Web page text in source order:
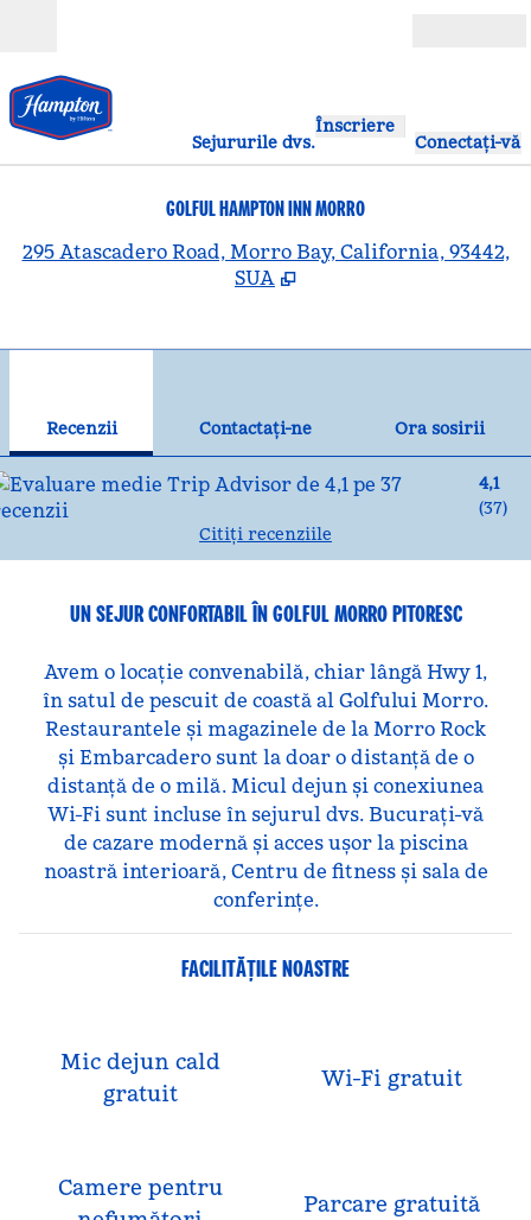
Sejururile dvs.
Înscriere
Conectați-vă
GOLFUL HAMPTON INN MORRO
295 Atascadero Road, Morro Bay, California, 93442,
SUA
Recenzii Contactaţi-ne
Ora sosirii
4,1
(37)
Citiți recenziile
UN SEJUR CONFORTABIL ÎN GOLFUL MORRO PITORESC
Avem o locație convenabilă, chiar lângă Hwy 1,
în satul de pescuit de coastă al Golfului Morro.
Restaurantele și magazinele de la Morro Rock
și Embarcadero sunt la doar o distanță de o
distanță de o milă. Micul dejun și conexiunea
Wi-Fi sunt incluse în sejurul dvs. Bucurați-vă
de cazare modernă și acces ușor la piscina
noastră interioară, Centru de fitness și sala de
conferințe.
FACILITĂŢILE NOASTRE
Mic dejun cald
gratuit
Wi-Fi gratuit
Camere pentru
Parcare gratuită